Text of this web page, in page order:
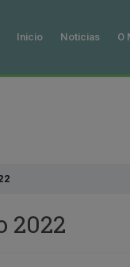
Inicio Noticias O
2022